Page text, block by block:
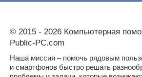
© 2015 - 2026 Компьютерная
Public-PC.com
Наша миссия – помочь рядовым
и смартфонов быстро решать